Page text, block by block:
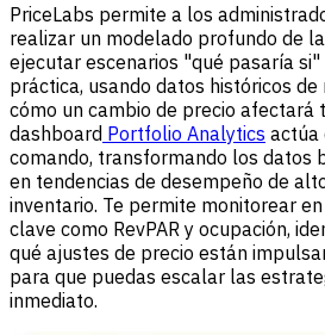
PriceLabs permite a los
realizar un modelado profundo de
ejecutar escenarios "qué pasaría
práctica, usando datos históricos
cómo un cambio de precio afectará
dashboard Portfolio Analytics actúa
comando, transformando los datos
en tendencias de desempeño de
inventario. Te permite monitorear
clave como RevPAR y ocupación,
qué ajustes de precio están
para que puedas escalar las
inmediato.